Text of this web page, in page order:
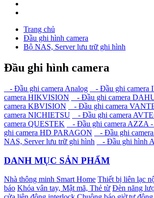
Trang chủ
Đầu ghi hình camera
Bộ NAS, Server lưu trữ ghi hình
Đầu ghi hình camera
- Đầu ghi camera Analog - Đầu ghi camera
camera HIKVISION
- Đầu ghi camera
camera KBVISION
- Đầu ghi camera
camera NICHIETSU
- Đầu ghi camera
camera QUESTEK
- Đầu ghi camera AZZA
ghi camera HD PARAGON
- Đầu ghi
NAS, Server lưu trữ ghi hình
- Đầu ghi hình
DANH MỤC SẢN PHẨM
Nhà thông minh Smart Home Thiết bị liên lạc
báo Khóa vân tay, Mật mã, Thẻ từ Đèn năng